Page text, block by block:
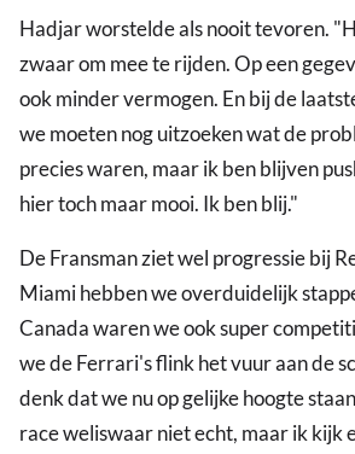
Hadjar worstelde als nooit tevoren.
zwaar om mee te rijden. Op een
ook minder vermogen. En bij de
we moeten nog uitzoeken wat de
precies waren, maar ik ben blijven
hier toch maar mooi. Ik ben blij."
De Fransman ziet wel progressie bij
Miami hebben we overduidelijk
Canada waren we ook super
we de Ferrari's flink het vuur aan de
denk dat we nu op gelijke hoogte
race weliswaar niet echt, maar ik kijk